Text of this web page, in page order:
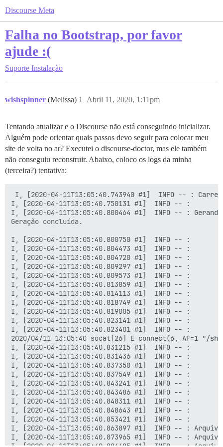
Discourse Meta
Falha no Bootstrap, por favor
ajude :(
Suporte Instalação
wishspinner (Melissa) Abril 11, 2020, 1:11pm
1
Tentando atualizar e o Discourse não está conseguindo inicializar.
Alguém pode orientar quais passos devo seguir para colocar meu
site de volta no ar? Executei o discourse-doctor, mas ele também
não conseguiu reconstruir. Abaixo, coloco os logs da minha
(terceira?) tentativa:
I, [2020-04-11T13:05:40.743940 #1]  INFO -- :
I, [2020-04-11T13:05:40.750131 #1]  INFO -- :
I, [2020-04-11T13:05:40.800464 #1]  INFO -- :
Geração concluída.
I, [2020-04-11T13:05:40.800750 #1]  INFO -- :
I, [2020-04-11T13:05:40.804473 #1]  INFO -- :
I, [2020-04-11T13:05:40.804720 #1]  INFO -- :
I, [2020-04-11T13:05:40.809297 #1]  INFO -- :
I, [2020-04-11T13:05:40.809573 #1]  INFO -- :
I, [2020-04-11T13:05:40.813859 #1]  INFO -- :
I, [2020-04-11T13:05:40.814113 #1]  INFO -- :
I, [2020-04-11T13:05:40.818749 #1]  INFO -- :
I, [2020-04-11T13:05:40.819005 #1]  INFO -- :
I, [2020-04-11T13:05:40.823141 #1]  INFO -- :
I, [2020-04-11T13:05:40.823401 #1]  INFO -- :
2020/04/11 13:05:40 socat[26] E connect(6, AF=1 "/
I, [2020-04-11T13:05:40.831215 #1]  INFO -- :
I, [2020-04-11T13:05:40.831436 #1]  INFO -- :
I, [2020-04-11T13:05:40.837350 #1]  INFO -- :
I, [2020-04-11T13:05:40.837549 #1]  INFO -- :
I, [2020-04-11T13:05:40.843241 #1]  INFO -- :
I, [2020-04-11T13:05:40.843486 #1]  INFO -- :
I, [2020-04-11T13:05:40.848311 #1]  INFO -- :
I, [2020-04-11T13:05:40.848643 #1]  INFO -- :
I, [2020-04-11T13:05:40.853421 #1]  INFO -- :
I, [2020-04-11T13:05:40.863897 #1]  INFO -- :
I, [2020-04-11T13:05:40.873965 #1]  INFO -- :